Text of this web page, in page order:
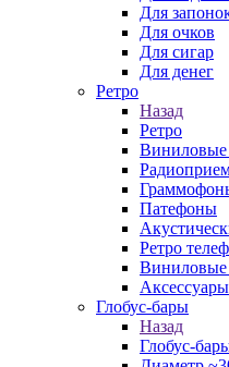
Для
Для очков
Для сигар
Для денег
Ретро
Назад
Ретро
Виниловые
Патефоны
Ретро
Виниловые
Аксессуары
Глобус-бары
Назад
Глобус-